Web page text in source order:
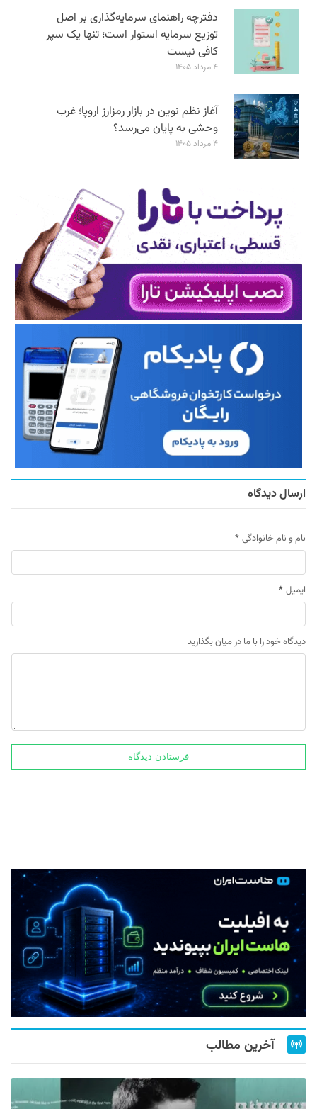
دفترچه راهنمای سرمایه‌گذاری بر اصل
توزیع سرمایه استوار است؛ تنها یک سپر
کافی نیست
۴ مرداد ۱۴۰۵
آغاز نظم نوین در بازار رمزارز اروپا؛ غرب
وحشی به پایان می‌رسد؟
۴ مرداد ۱۴۰۵
ارسال دیدگاه
نام و نام خانوادگی *
ایمیل *
دیدگاه خود را با ما در میان بگذارید
آخرین مطالب